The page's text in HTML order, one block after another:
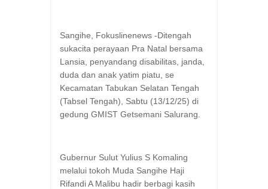
Sangihe, Fokuslinenews -Ditengah
sukacita perayaan Pra Natal bersama
Lansia, penyandang disabilitas, janda,
duda dan anak yatim piatu, se
Kecamatan Tabukan Selatan Tengah
(Tabsel Tengah), Sabtu (13/12/25) di
gedung GMIST Getsemani Salurang.
Gubernur Sulut Yulius S Komaling
melalui tokoh Muda Sangihe Haji
Rifandi A Malibu hadir berbagi kasih